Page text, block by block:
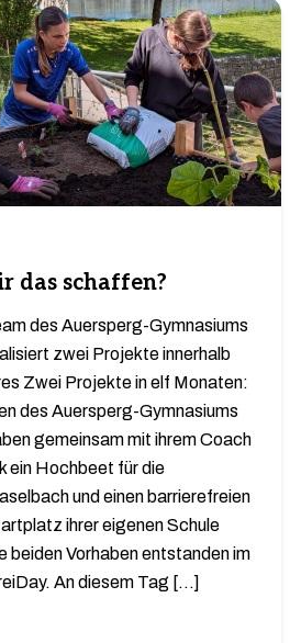
das schaffen?
des Auersperg-Gymnasiums
zwei Projekte innerhalb
Zwei Projekte in elf Monaten:
des Auersperg-Gymnasiums
gemeinsam mit ihrem Coach
ein Hochbeet für die
und einen barrierefreien
ihrer eigenen Schule
beiden Vorhaben entstanden im
An diesem Tag […]